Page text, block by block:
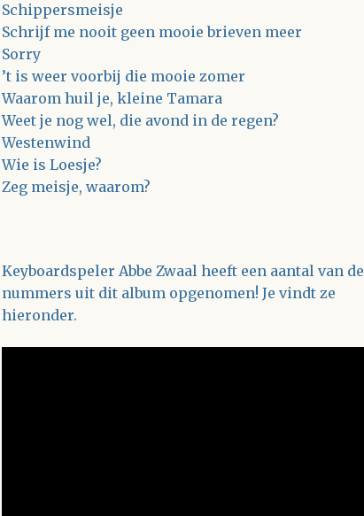
Schippersmeisje
Schrijf me nooit geen mooie brieven meer
Sorry
’t is weer voorbij die mooie zomer
Waarom huil je, kleine Tamara
Weet je nog wel, die avond in de regen?
Westenwind
Wie is Loesje?
Zeg meisje, waarom?
Keyboardspeler Abbe Zwaal heeft een aantal van de
nummers uit dit album opgenomen! Je vindt ze
hieronder.